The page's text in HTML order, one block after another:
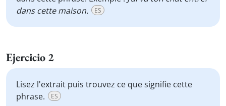
dans cette maison.
ES
Ejercicio 2
Lisez l'extrait puis trouvez ce que signifie cette
phrase.
ES